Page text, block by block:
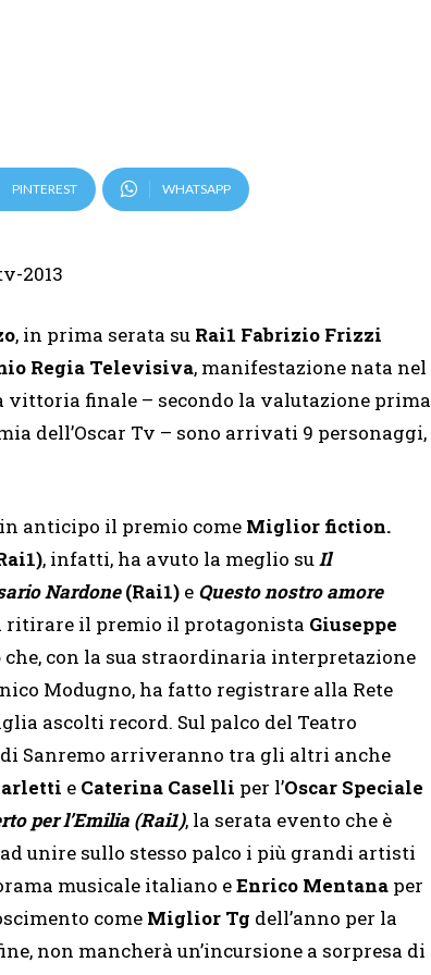
PINTEREST WHATSAPP
, in prima serata su Rai1 Fabrizio Frizzi
Regia Televisiva, manifestazione nata nel
vittoria finale – secondo la valutazione prima
dell’Oscar Tv – sono arrivati 9 personaggi,
anticipo il premio come Miglior fiction.
, infatti, ha avuto la meglio suIl
Nardone(Rai1) e Questo nostro amore
ritirare il premio il protagonista Giuseppe
che, con la sua straordinaria interpretazione
Modugno, ha fatto registrare alla Rete
ascolti record. Sul palco del Teatro
Sanremo arriveranno tra gli altri anche
e Caterina Caselli per l’Oscar Speciale
per l’Emilia (Rai1), la serata evento che è
unire sullo stesso palco i più grandi artisti
musicale italiano eEnrico Mentana per
come Miglior Tg dell’anno per la
non mancherà un’incursione a sorpresa di